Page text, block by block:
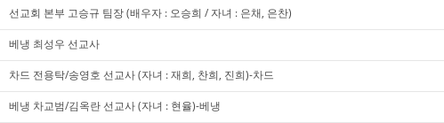
선교회 본부 고승규 팀장 (배우자 : 오승희 / 자녀 : 은채, 은찬)
베냉 최성우 선교사
차드 전용탁/송영호 선교사 (자녀 : 재희, 찬희, 진희)-차드
베냉 차교범/김옥란 선교사 (자녀 : 현율)-베냉